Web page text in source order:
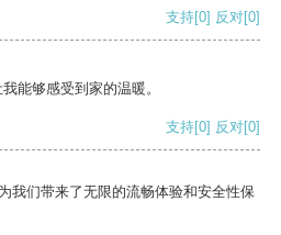
支持[0] 反对[0]
能够感受到家的温暖。
支持[0] 反对[0]
我们带来了无限的流畅体验和安全性保